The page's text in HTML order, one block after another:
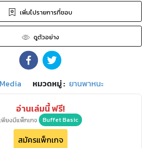
เพิ่มไปรายการที่ชอบ
ดูตัวอย่าง
หมวดหมู่: ยานพาหนะ
อ่านเล่มนี้ ฟรี!
พียงมีแพ็กเกจ Buffet Basic
สมัครแพ็กเกจ